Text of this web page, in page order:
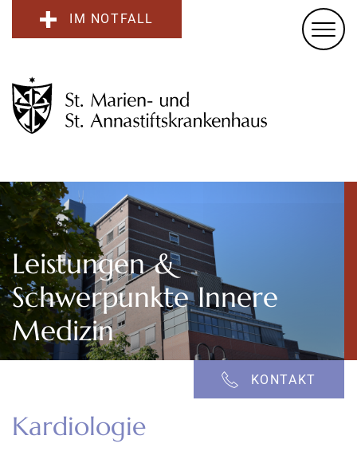
IM NOTFALL
Leistungen &
Schwerpunkte Innere
Medizin
KONTAKT
Kardiologie